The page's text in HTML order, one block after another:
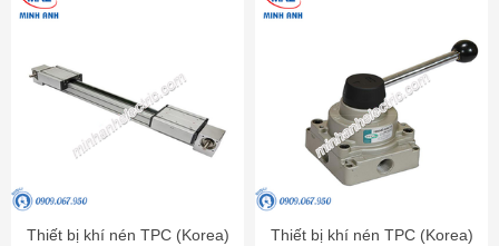
Thiết bị khí nén TPC (Korea)
Thiết bị khí nén TPC (Korea)